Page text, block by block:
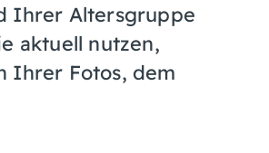
Ihrer Altersgruppe
aktuell nutzen,
Ihrer Fotos, dem